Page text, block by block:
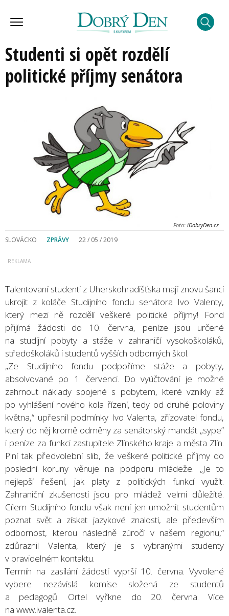
Studenti si opět rozdělí
politické příjmy senátora
Foto: iDobryDen.cz
SLOVÁCKO ZPRÁVY 22 / 05 / 2019
Talentovaní studenti z Uherskohradišťska mají znovu šanci
ukrojit z koláče Studijního fondu senátora Ivo Valenty,
který mezi ně rozdělí veškeré politické příjmy! Fond
přijímá žádosti do 10. června, peníze jsou určené
na studijní pobyty a stáže v zahraničí vysokoškoláků,
středoškoláků i studentů vyšších odborných škol.
„Ze Studijního fondu podpoříme stáže a pobyty,
absolvované po 1. červenci. Do vyúčtování je možné
zahrnout náklady spojené s pobytem, které vznikly až
po vyhlášení nového kola řízení, tedy od druhé poloviny
května,“ upřesnil podmínky Ivo Valenta, zřizovatel fondu,
který do něj kromě odměny za senátorský mandát „sype“
i peníze za funkci zastupitele Zlínského kraje a města Zlín.
Plní tak předvolební slib, že veškeré politické příjmy do
poslední koruny věnuje na podporu mládeže. „Je to
nejlepší řešení, jak platy z politických funkcí využít.
Zahraniční zkušenosti jsou pro mládež velmi důležité.
Cílem Studijního fondu však není jen umožnit studentům
poznat svět a získat jazykové znalosti, ale především
odbornost, kterou následně zúročí v našem regionu,“
zdůraznil Valenta, který je s vybranými studenty
v pravidelném kontaktu.
Termín na zasílání žádostí vyprší 10. června. Vyvolené
vybere nezávislá komise složená ze studentů
a pedagogů. Ortel vyřkne do 20. června. Více
na www.ivalenta.cz.